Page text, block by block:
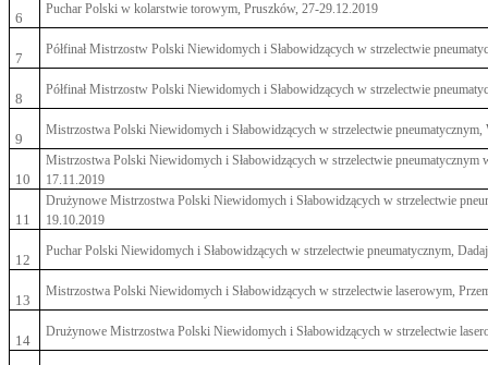
6
Puchar Polski w kolarstwie torowym, Pruszków, 27-29.12.2019
7
Półfinał Mistrzostw Polski Niewidomych i Słabowidzących w strzelectwie
8
Półfinał Mistrzostw Polski Niewidomych i Słabowidzących w strzelectwie
9
Mistrzostwa Polski Niewidomych i Słabowidzących w strzelectwie pneumatycznym,
10
Mistrzostwa Polski Niewidomych i Słabowidzących w strzelectwie pneumatycznym
17.11.2019
11
Drużynowe Mistrzostwa Polski Niewidomych i Słabowidzących w strzelectwie
19.10.2019
12
Puchar Polski Niewidomych i Słabowidzących w strzelectwie pneumatycznym,
13
Mistrzostwa Polski Niewidomych i Słabowidzących w strzelectwie laserowym,
14
Drużynowe Mistrzostwa Polski Niewidomych i Słabowidzących w strzelectwie